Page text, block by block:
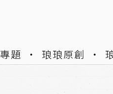
專題 琅琅原創